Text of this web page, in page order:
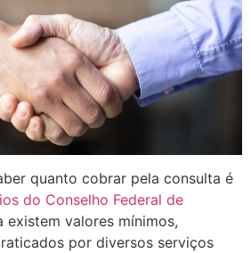
quanto cobrar pela consulta é
do Conselho Federal de
existem valores mínimos,
por diversos serviços